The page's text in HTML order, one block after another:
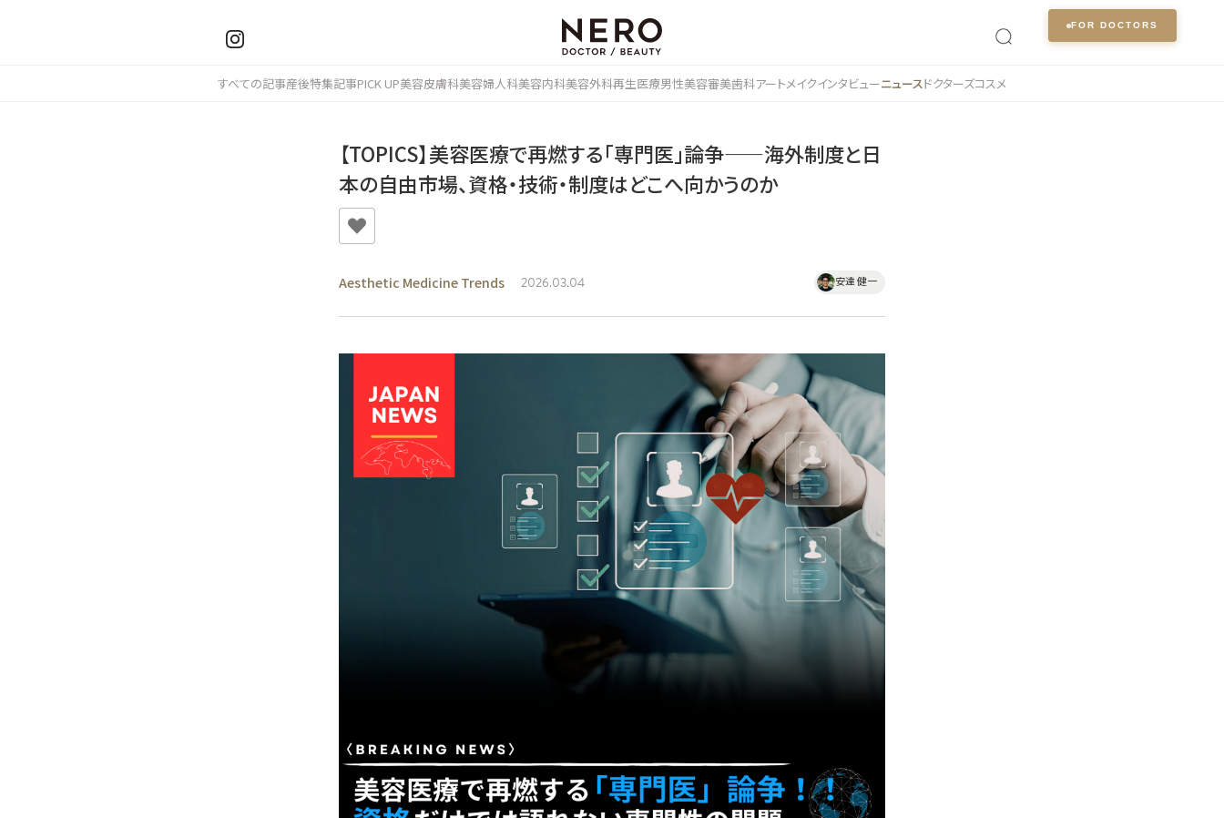
FOR DOCTORS
すべての記事産後特集記事PICK UP美容皮膚科美容婦人科美容内科美容外科再生医療男性美容審美歯科アートメイクインタビューニュースドクターズコスメ
【TOPICS】美容医療で再燃する「専門医」論争——海外制度と日
本の自由市場、資格・技術・制度はどこへ向かうのか
Aesthetic Medicine Trends 2026.03.04 安達 健一